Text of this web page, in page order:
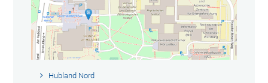
Hubland Nord